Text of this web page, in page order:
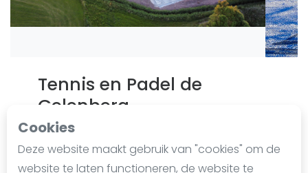
Cookies
Deze website maakt gebruik van "cookies" om de
website te laten functioneren, de website te
Nieuws
Blog artikelen
Overige
Informatie
Over ons
Tennis en Padel de
Gelenberg
Laatst geüpdate op 20 augustus 2025